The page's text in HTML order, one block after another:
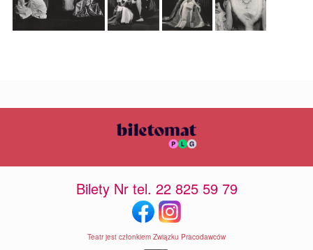
Bilety Nr tel. 22 825 59 79
Teatr jest członkiem Związku Pracodawców